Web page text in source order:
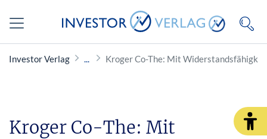
Investor Verlag Kroger Co-The: Mit
Kroger Co-The: Mit